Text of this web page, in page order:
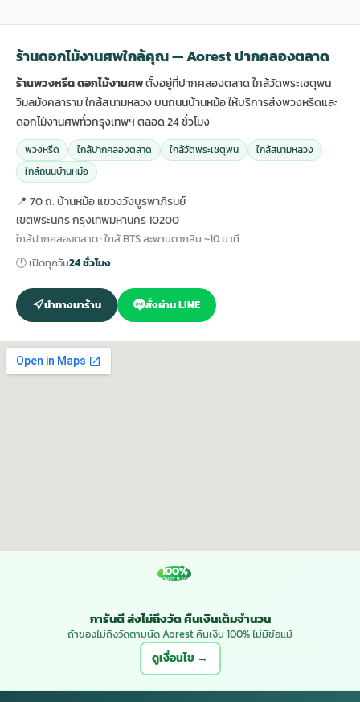
ร้านดอกไม้งานศพใกล้คุณ — Aorest ปากคลองตลาด
ร้านพวงหรีด ดอกไม้งานศพตั้งอยู่ที่ปากคลองตลาด ใกล้วัดพระเชตุพน
วิมลมังคลาราม ใกล้สนามหลวง บนถนนบ้านหม้อ ให้บริการส่งพวงหรีดและ
ดอกไม้งานศพทั่วกรุงเทพฯ ตลอด 24 ชั่วโมง
พวงหรีด ใกล้ปากคลองตลาด ใกล้วัดพระเชตุพน
ใกล้สนามหลวง
ใกล้ถนนบ้านหม้อ
📍 70 ถ. บ้านหม้อ แขวงวังบูรพาภิรมย์
เขตพระนคร กรุงเทพมหานคร 10200
ใกล้ปากคลองตลาด · ใกล้ BTS สะพานตากสิน ~10 นาที
🕐 เปิดทุกวัน24 ชั่วโมง
นำทางมาร้าน สั่งผ่าน LINE
100%
MONEY BACK
การันตี ส่งไม่ถึงวัด คืนเงินเต็มจำนวน
ถ้าของไม่ถึงวัดตามนัด Aorest คืนเงิน 100% ไม่มีข้อแม้
ดูเงื่อนไข →